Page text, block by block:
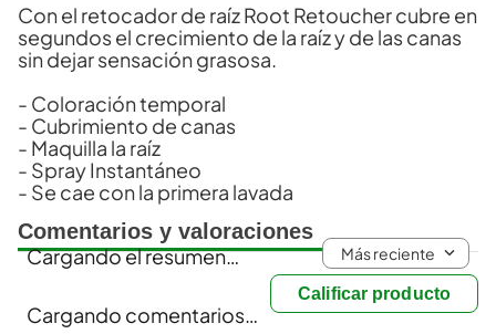
Con el retocador de raíz Root Retoucher cubre en
segundos el crecimiento de la raíz y de las canas
sin dejar sensación grasosa.
- Coloración temporal
- Cubrimiento de canas
- Maquilla la raíz
- Spray Instantáneo
- Se cae con la primera lavada
Comentarios y valoraciones
Calificar producto
Cargando el resumen… Más reciente
Cargando comentarios…